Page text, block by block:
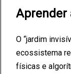
Aprender
O “jardim
ecossistema
físicas e